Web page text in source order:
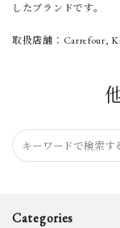
したブランドです。
取扱店舗：Carrefour,
Categories